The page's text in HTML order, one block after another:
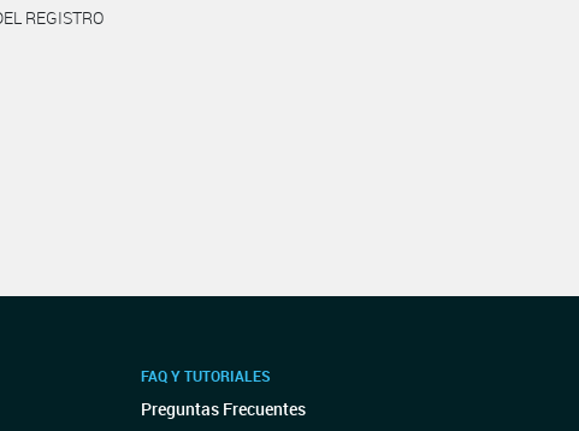
REGISTRO
FAQ Y TUTORIALES
Preguntas Frecuentes